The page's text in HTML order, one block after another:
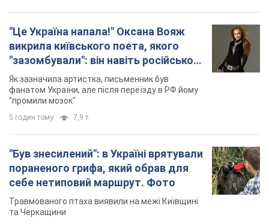
"Це Україна напала!" Оксана Вояж
викрила київського поета, якого
"зазомбували": він навіть російської
не знав, а тепер хоче геноциду
українців
Як зазначила артистка, письменник був
фанатом України, але після переїзду в РФ йому
"промили мозок"
5 годин тому 7,9 т.
"Був знесилений": в Україні врятували
пораненого грифа, який обрав для
себе нетиповий маршрут. Фото
Травмованого птаха виявили на межі Київщині
та Черкащини